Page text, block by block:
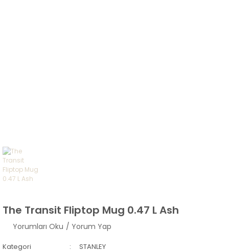
The Transit Fliptop Mug 0.47 L Ash
Yorumları Oku / Yorum Yap
Kategori
STANLEY